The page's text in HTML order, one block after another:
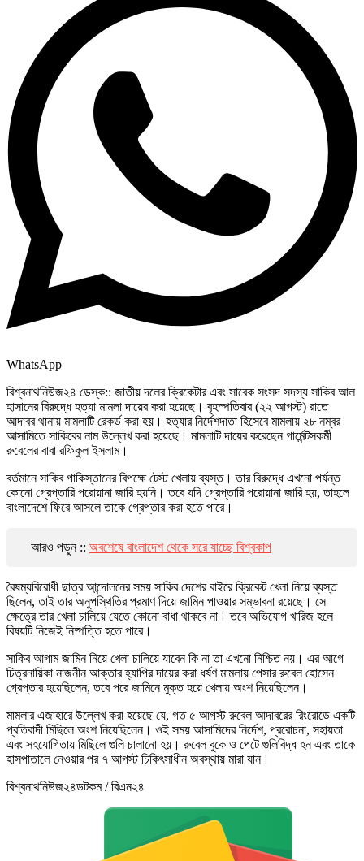
WhatsApp
বিশ্বনাথনিউজ২৪ ডেস্ক:: জাতীয় দলের ক্রিকেটার এবং সাবেক সংসদ সদস্য সাকিব আল
হাসানের বিরুদ্ধে হত্যা মামলা দায়ের করা হয়েছে। বৃহস্পতিবার (২২ আগস্ট) রাতে
আদাবর থানায় মামলাটি রেকর্ড করা হয়। হত্যার নির্দেশদাতা হিসেবে মামলায় ২৮ নম্বর
আসামিতে সাকিবের নাম উল্লেখ করা হয়েছে। মামলাটি দায়ের করেছেন গার্মেন্টসকর্মী
রুবেলের বাবা রফিকুল ইসলাম।
বর্তমানে সাকিব পাকিস্তানের বিপক্ষে টেস্ট খেলায় ব্যস্ত। তার বিরুদ্ধে এখনো পর্যন্ত
কোনো গ্রেপ্তারি পরোয়ানা জারি হয়নি। তবে যদি গ্রেপ্তারি পরোয়ানা জারি হয়, তাহলে
বাংলাদেশে ফিরে আসলে তাকে গ্রেপ্তার করা হতে পারে।
আরও পড়ুন :: অবশেষে বাংলাদেশ থেকে সরে যাচ্ছে বিশ্বকাপ
বৈষম্যবিরোধী ছাত্র আন্দোলনের সময় সাকিব দেশের বাইরে ক্রিকেট খেলা নিয়ে ব্যস্ত
ছিলেন, তাই তার অনুপস্থিতির প্রমাণ দিয়ে জামিন পাওয়ার সম্ভাবনা রয়েছে। সে
ক্ষেত্রে তার খেলা চালিয়ে যেতে কোনো বাধা থাকবে না। তবে অভিযোগ খারিজ হলে
বিষয়টি নিজেই নিষ্পত্তি হতে পারে।
সাকিব আগাম জামিন নিয়ে খেলা চালিয়ে যাবেন কি না তা এখনো নিশ্চিত নয়। এর আগে
চিত্রনায়িকা নাজনীন আক্তার হ্যাপির দায়ের করা ধর্ষণ মামলায় পেসার রুবেল হোসেন
গ্রেপ্তার হয়েছিলেন, তবে পরে জামিনে মুক্ত হয়ে খেলায় অংশ নিয়েছিলেন।
মামলার এজাহারে উল্লেখ করা হয়েছে যে, গত ৫ আগস্ট রুবেল আদাবরের রিংরোডে একটি
প্রতিবাদী মিছিলে অংশ নিয়েছিলেন। ওই সময় আসামিদের নির্দেশ, প্ররোচনা, সহায়তা
এবং সহযোগিতায় মিছিলে গুলি চালানো হয়। রুবেল বুকে ও পেটে গুলিবিদ্ধ হন এবং তাকে
হাসপাতালে নেওয়ার পর ৭ আগস্ট চিকিৎসাধীন অবস্থায় মারা যান।
বিশ্বনাথনিউজ২৪ডটকম / বিএন২৪